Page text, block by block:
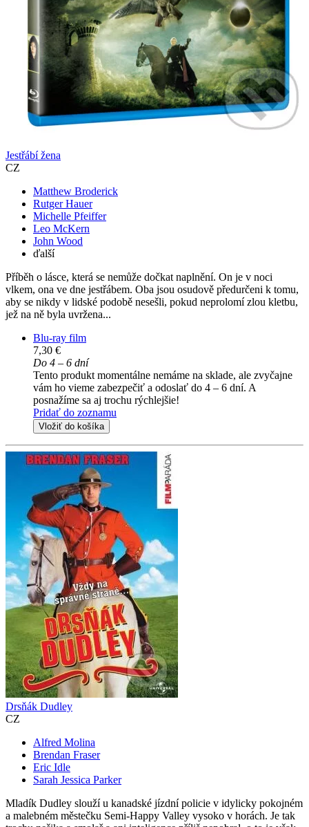
Jestřábí žena
CZ
Matthew Broderick
Rutger Hauer
Michelle Pfeiffer
Leo McKern
John Wood
ďalší
Příběh o lásce, která se nemůže dočkat naplnění. On je v noci
vlkem, ona ve dne jestřábem. Oba jsou osudově předurčeni k tomu,
aby se nikdy v lidské podobě nesešli, pokud neprolomí zlou kletbu,
jež na ně byla uvržena...
Blu-ray film
7,30 €
Do 4 – 6 dní
Tento produkt momentálne nemáme na sklade, ale zvyčajne
vám ho vieme zabezpečiť a odoslať do 4 – 6 dní. A
posnažíme sa aj trochu rýchlejšie!
Pridať do zoznamu
Vložiť do košíka
Drsňák Dudley
CZ
Alfred Molina
Brendan Fraser
Eric Idle
Sarah Jessica Parker
Mladík Dudley slouží u kanadské jízdní policie v idylicky pokojném
a malebném městečku Semi-Happy Valley vysoko v horách. Je tak